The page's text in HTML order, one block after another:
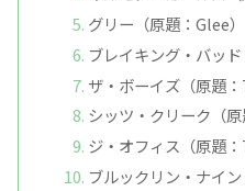
グリー（原題：Glee）
ブレイキング・バッ
ザ・ボーイズ（原題：
シッツ・クリーク（
ジ・オフィス（原題：
ブルックリン・ナイ